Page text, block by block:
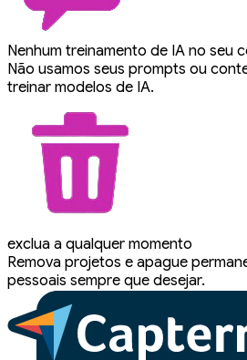
Nenhum treinamento de IA no seu
Não usamos seus prompts ou
treinar modelos de IA.
exclua a qualquer momento
Remova projetos e apague
pessoais sempre que desejar.